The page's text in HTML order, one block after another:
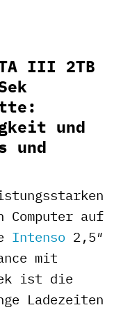
III 2TB
und
und
auf
Intenso 2,5″
mit
ist die
Ladezeiten